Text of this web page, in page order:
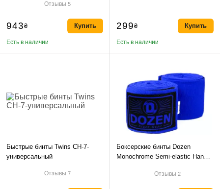
Отзывы5
943₴
Есть в наличии
Купить 299₴
Есть в наличии
Купить
Быстрые бинты Twins CH-7-
универсальный
Отзывы7
Боксерские бинты Dozen
Monochrome Semi-elastic Hand
Отзывы2